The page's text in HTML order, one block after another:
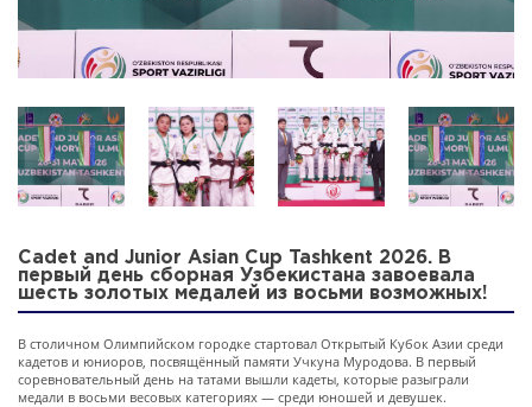
Cadet and Junior Asian Cup Tashkent 2026. В
первый день сборная Узбекистана завоевала
шесть золотых медалей из восьми возможных!
В столичном Олимпийском городке стартовал Открытый Кубок Азии среди
кадетов и юниоров, посвящённый памяти Учкуна Муродова. В первый
соревновательный день на татами вышли кадеты, которые разыграли
медали в восьми весовых категориях — среди юношей и девушек.